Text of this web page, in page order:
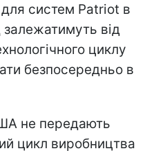
систем Patriot в
залежатимуть від
циклу
безпосередньо в
не передають
цикл виробництва